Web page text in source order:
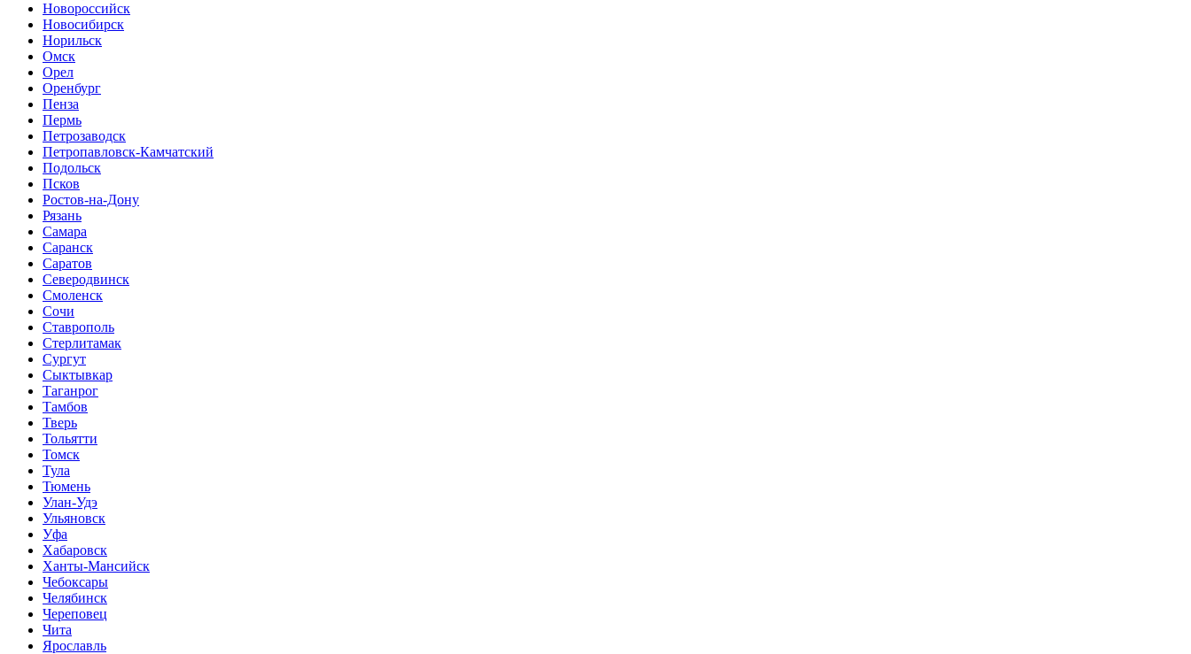
Новороссийск
Новосибирск
Норильск
Омск
Орел
Оренбург
Пенза
Пермь
Петрозаводск
Петропавловск-Камчатский
Подольск
Псков
Ростов-на-Дону
Рязань
Самара
Саранск
Саратов
Северодвинск
Смоленск
Сочи
Ставрополь
Стерлитамак
Сургут
Сыктывкар
Таганрог
Тамбов
Тверь
Тольятти
Томск
Тула
Тюмень
Улан-Удэ
Ульяновск
Уфа
Хабаровск
Ханты-Мансийск
Чебоксары
Челябинск
Череповец
Чита
Ярославль